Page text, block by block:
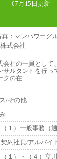
07月15日更新
会社の一員として
サルタントを行っ
クの在…
/その他
（１）一般事務（
契約社員/アルバイ
（１）・（４）立